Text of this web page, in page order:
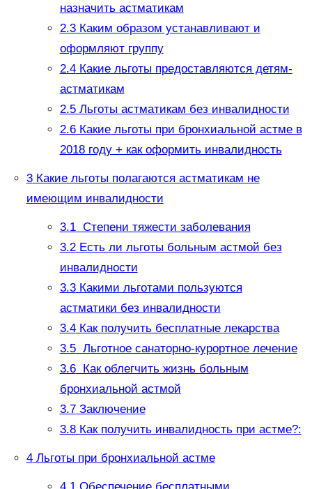
назначить астматикам
2.3Каким образом устанавливают и
оформляют группу
2.4Какие льготы предоставляются детям-
астматикам
2.5Льготы астматикам без инвалидности
2.6Какие льготы при бронхиальной астме в
2018 году + как оформить инвалидность
3Какие льготы полагаются астматикам не
имеющим инвалидности
3.1Степени тяжести заболевания
3.2Есть ли льготы больным астмой без
инвалидности
3.3Какими льготами пользуются
астматики без инвалидности
3.4Как получить бесплатные лекарства
3.5Льготное санаторно-курортное лечение
3.6Как облегчить жизнь больным
бронхиальной астмой
3.7Заключение
3.8Как получить инвалидность при астме?:
4Льготы при бронхиальной астме